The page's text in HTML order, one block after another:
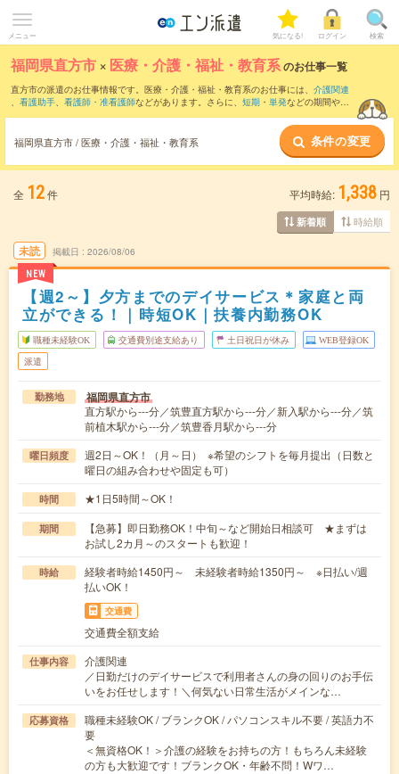
メニュー 気になる! ログイン 検索
福岡県直方市 × 医療・介護・福祉・教育系のお仕事一覧
直方市の派遣のお仕事情報です。医療・介護・福祉・教育系のお仕事には、 介護関連
、 看護助手、 看護師・准看護師などがあります。さらに、 短期 ・ 単発などの期間や、
福岡県直方市 / 医療・介護・福祉・教育系 条件の変更
全 12件 平均時給: 1,338 円
新着順 時給順
未読
NEW
掲載日 2026/08/06
【週2～】夕方までのデイサービス＊家庭と両
立ができる！｜時短OK｜扶養内勤務OK
職種未経験OK 交通費別途支給あり 土日祝日が休み WEB登録OK
派遣
勤務地 福岡県直方市
直方駅から---分／筑豊直方駅から---分／新入駅から---分／筑
前植木駅から---分／筑豊香月駅から---分
曜日頻度
週2日～OK！（月～日） ※希望のシフトを毎月提出（日数と
曜日の組み合わせや固定も可）
時間 ★1日5時間～OK！
期間
【急募】即日勤務OK！中旬～など開始日相談可 ★まずは
お試し2カ月～のスタートも歓迎！
時給
経験者時給1450円～ 未経験者時給1350円～ ※日払い/週
払いOK！
交通費
交通費全額支給
仕事内容
介護関連
／日勤だけのデイサービスで利用者さんの身の回りのお手伝
いをお任せします！＼何気ない日常生活がメインな…
応募資格
職種未経験OK / ブランクOK / パソコンスキル不要 / 英語力不
要
＜無資格OK！＞介護の経験をお持ちの方！もちろん未経験
の方も大歓迎です！ブランクOK・年齢不問！Wワ…